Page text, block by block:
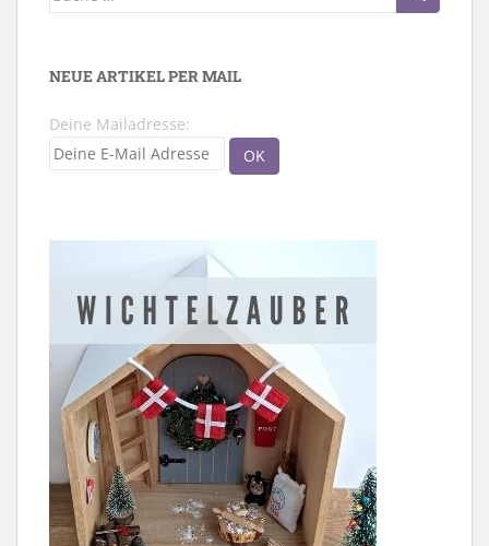
NEUE ARTIKEL PER MAIL
Deine Mailadresse: